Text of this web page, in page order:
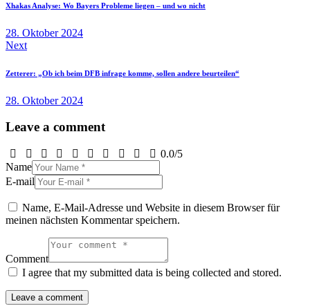
Xhakas Analyse: Wo Bayers Probleme liegen – und wo nicht
28. Oktober 2024
Next
Zetterer: „Ob ich beim DFB infrage komme, sollen andere beurteilen“
28. Oktober 2024
Leave a comment
0.0/5
Name
E-mail
Name, E-Mail-Adresse und Website in diesem Browser für
meinen nächsten Kommentar speichern.
Comment
I agree that my submitted data is being collected and stored.